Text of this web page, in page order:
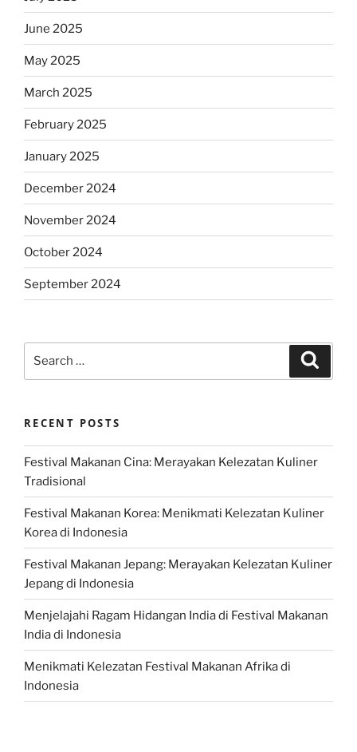
June 2025
May 2025
March 2025
February 2025
January 2025
December 2024
November 2024
October 2024
September 2024
RECENT POSTS
Festival Makanan Cina: Merayakan Kelezatan Kuliner
Tradisional
Festival Makanan Korea: Menikmati Kelezatan Kuliner
Korea di Indonesia
Festival Makanan Jepang: Merayakan Kelezatan Kuliner
Jepang di Indonesia
Menjelajahi Ragam Hidangan India di Festival Makanan
India di Indonesia
Menikmati Kelezatan Festival Makanan Afrika di
Indonesia